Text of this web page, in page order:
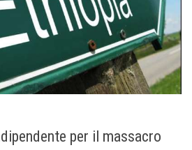
per il massacro